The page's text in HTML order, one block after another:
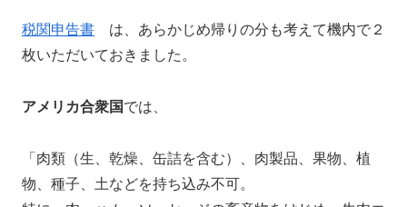
税関申告書 は、あらかじめ帰りの分も考えて機内で２
枚いただいておきました。
アメリカ合衆国では、
「肉類（生、乾燥、缶詰を含む）、肉製品、果物、植
物、種子、土などを持ち込み不可。